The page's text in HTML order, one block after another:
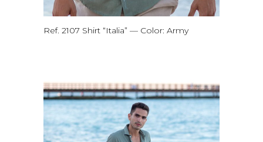
Ref. 2107 Shirt “Italia” — Color: Army